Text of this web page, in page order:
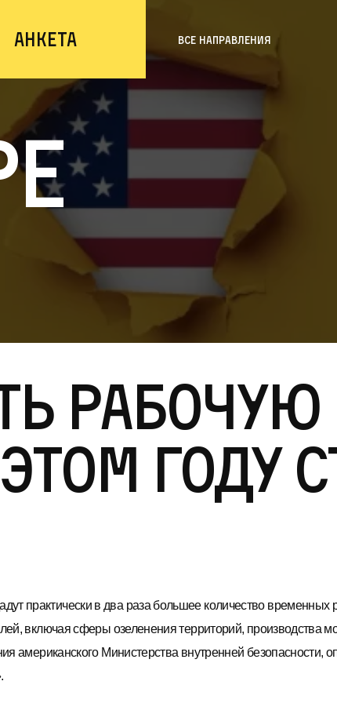
Анкета Все направления
рабочую
году
практически в два раза большее количество временных
включая сферы озеленения территорий, производства
американского Министерства внутренней безопасности,